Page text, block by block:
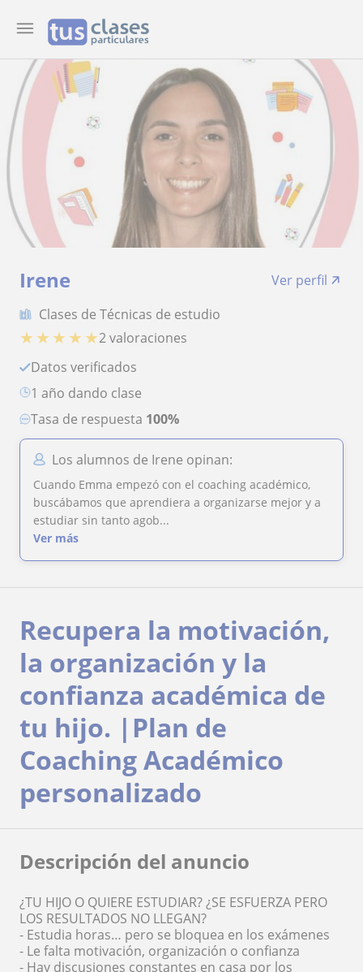
Irene
Ver perfil
Clases de Técnicas de estudio
★ ★ ★ ★ ★2 valoraciones
Datos verificados
1 año dando clase
Tasa de respuesta 100%
Los alumnos de Irene opinan:
Cuando Emma empezó con el coaching académico,
buscábamos que aprendiera a organizarse mejor y a
estudiar sin tanto agob...
Ver más
Recupera la motivación,
la organización y la
confianza académica de
tu hijo. |Plan de
Coaching Académico
personalizado
Descripción del anuncio
¿TU HIJO O QUIERE ESTUDIAR? ¿SE ESFUERZA PERO
LOS RESULTADOS NO LLEGAN?
- Estudia horas… pero se bloquea en los exámenes
- Le falta motivación, organización o confianza
- Hay discusiones constantes en casa por los